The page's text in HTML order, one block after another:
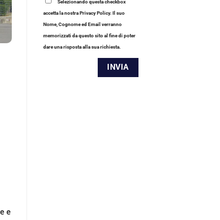
e
Selezionando questa checkbox
accetta la nostra Privacy Policy. Il suo
Nome, Cognome ed Email verranno
memorizzati da questo sito al fine di poter
dare una risposta alla sua richiesta.